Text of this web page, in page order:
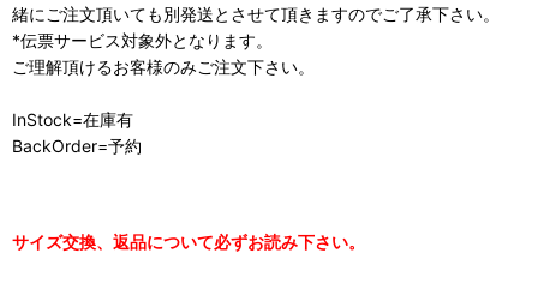
緒にご注文頂いても別発送とさせて頂きますのでご了承下さい。
*伝票サービス対象外となります。
ご理解頂けるお客様のみご注文下さい。
InStock=在庫有
BackOrder=予約
サイズ交換、返品について必ずお読み下さい。